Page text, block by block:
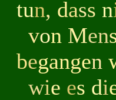
tun, dass n
von Men
begangen
wie es di